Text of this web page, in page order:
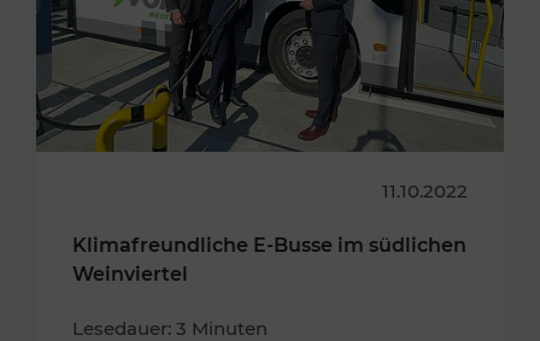
11.10.2022
Klimafreundliche E-Busse im südlichen
Weinviertel
Lesedauer: 3 Minuten